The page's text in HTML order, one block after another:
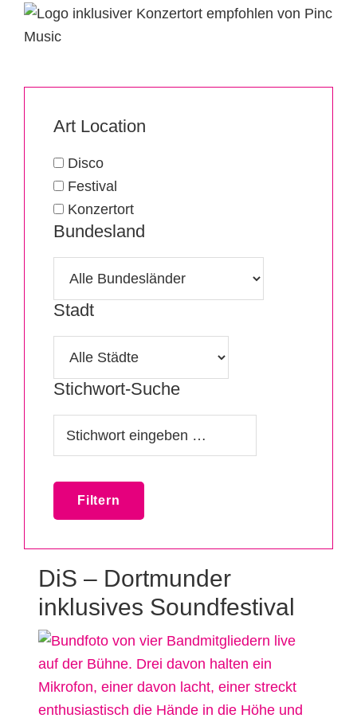
Konzertorte
folgenden
Kriterien
Art Location
Disco
Festival
Konzertort
Bundesland
Stadt
Stichwort-Suche
Liste
inklusiver
Konzertorte
DiS – Dortmunder
inklusives Soundfestival